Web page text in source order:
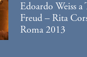
Edoardo Weiss a
Freud – Rita
Roma 2013